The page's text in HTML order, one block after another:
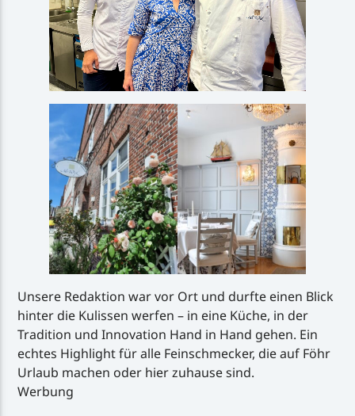
Unsere Redaktion war vor Ort und durfte einen Blick
hinter die Kulissen werfen – in eine Küche, in der
Tradition und Innovation Hand in Hand gehen. Ein
echtes Highlight für alle Feinschmecker, die auf Föhr
Urlaub machen oder hier zuhause sind.
Werbung